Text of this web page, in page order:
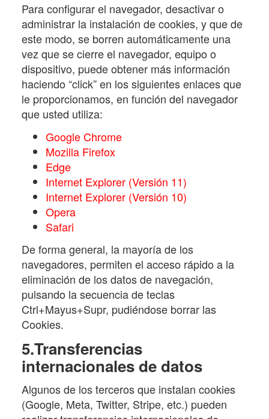
Para configurar el navegador, desactivar o
administrar la instalación de cookies, y que de
este modo, se borren automáticamente una
vez que se cierre el navegador, equipo o
dispositivo, puede obtener más información
haciendo “click” en los siguientes enlaces que
le proporcionamos, en función del navegador
que usted utiliza:
Google Chrome
Mozilla Firefox
Edge
Internet Explorer (Versión 11)
Internet Explorer (Versión 10)
Opera
Safari
De forma general, la mayoría de los
navegadores, permiten el acceso rápido a la
eliminación de los datos de navegación,
pulsando la secuencia de teclas
Ctrl+Mayus+Supr, pudiéndose borrar las
Cookies.
5.Transferencias
internacionales de datos
Algunos de los terceros que instalan cookies
(Google, Meta, Twitter, Stripe, etc.) pueden